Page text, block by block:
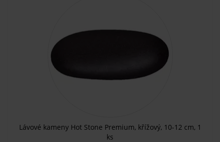
Lávové kameny Hot Stone Premium, křížový, 10-12 cm, 1
ks